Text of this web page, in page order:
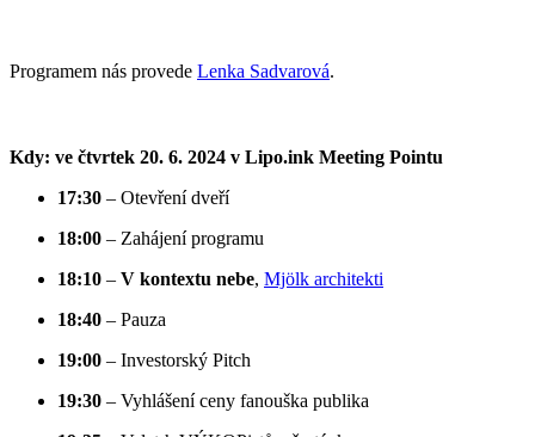
Programem nás provede Lenka Sadvarová.
Kdy: ve čtvrtek 20. 6. 2024 v Lipo.ink Meeting Pointu
17:30 – Otevření dveří
18:00 – Zahájení programu
18:10 – V kontextu nebe, Mjölk architekti
18:40 – Pauza
19:00 – Investorský Pitch
19:30 – Vyhlášení ceny fanouška publika